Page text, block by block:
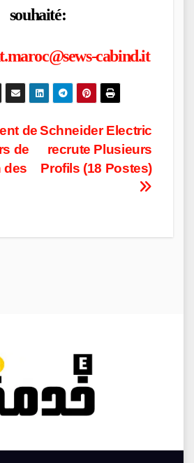
souhaité:
cabind.it
Schneider Electric
recrute Plusieurs
Profils (18 Postes)
de
de
des